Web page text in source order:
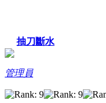
抽刀斷水
管理員